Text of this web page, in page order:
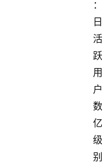
：
日
活
跃
用
户
数
亿
级
别